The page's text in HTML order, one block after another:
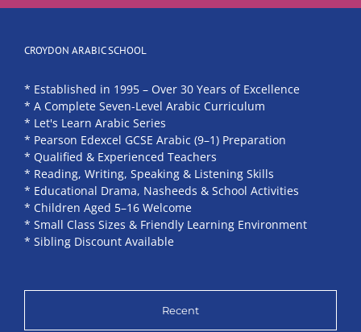
CROYDON ARABIC SCHOOL
* Established in 1995 – Over 30 Years of Excellence
* A Complete Seven-Level Arabic Curriculum
* Let's Learn Arabic Series
* Pearson Edexcel GCSE Arabic (9–1) Preparation
* Qualified & Experienced Teachers
* Reading, Writing, Speaking & Listening Skills
* Educational Drama, Nasheeds & School Activities
* Children Aged 5–16 Welcome
* Small Class Sizes & Friendly Learning Environment
* Sibling Discount Available
Recent